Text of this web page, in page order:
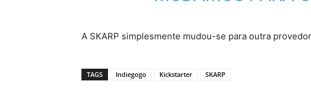
A SKARP simplesmente mudou-se para outra
TAGS Indiegogo Kickstarter SKARP